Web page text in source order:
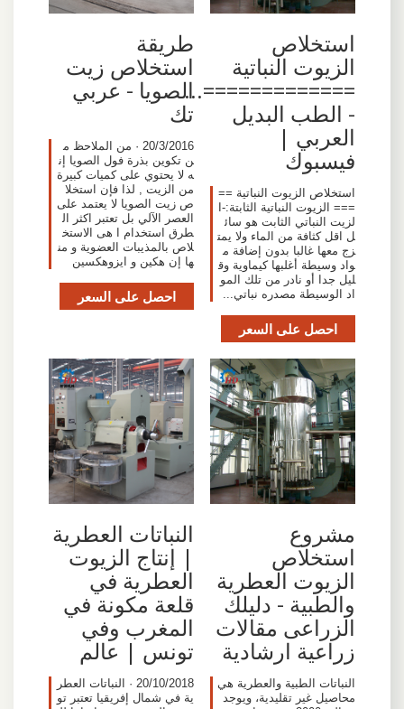
استخلاص
الزيوت النباتية
=============...
- الطب البديل
العربي |
فيسبوك
استخلاص الزيوت النباتية ==
=== الزيوت النباتية الثابتة:-ا
لزيت النباتي الثابت هو سائ
ل اقل كثافة من الماء ولا يمت
زج معها غالبا بدون إضافة م
واد وسيطة أغلبها كيماوية وق
ليل جدا أو نادر من تلك المو
اد الوسيطة مصدره نباتي...
احصل على السعر
طريقة
استخلاص زيت
الصويا - عربي
تك
20/3/2016 · من الملاحظ م
ن تكوين بذرة فول الصويا إن
ه لا يحتوي على كميات كبيرة
من الزيت , لذا فإن استخلا
ص زيت الصويا لا يعتمد على
العصر الآلي بل تعتبر اكثر ال
طرق استخدام ا هى الاستخ
لاص بالمذيبات العضوية و من
ها إن هكين و ايزوهكسين
احصل على السعر
مشروع
استخلاص
الزيوت العطرية
والطبية - دليلك
الزراعى مقالات
زراعية ارشادية
النباتات الطبية والعطرية هي
محاصيل غير تقليدية، ويوجد
النباتات العطرية
| إنتاج الزيوت
العطرية في
قلعة مكونة في
المغرب وفي
تونس | عالم
20/10/2018 · النباتات العطر
ية في شمال إفريقيا تعتبر تو